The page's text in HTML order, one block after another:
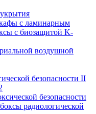
с ламинарным
с биозащитой K-
воздушной
безопасности II
безопасности
радиологической